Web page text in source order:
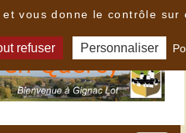
vous donne le contrôle sur
refuser Personnaliser